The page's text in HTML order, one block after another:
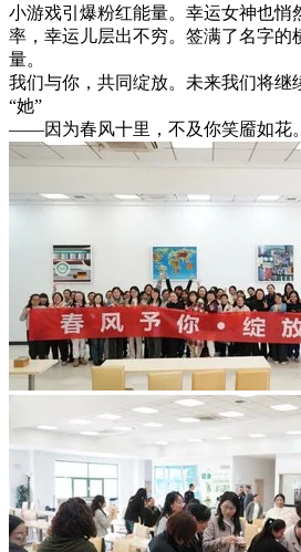
小游戏引爆粉红能量。幸运女神也悄
率，幸运儿层出不穷。签满了名字的
量。
我们与你，共同绽放。未来我们将继
“她”
——因为春风十里，不及你笑靥如花。